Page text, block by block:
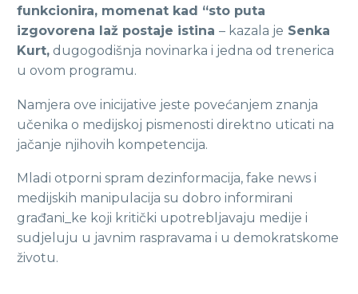
funkcionira, momenat kad “sto puta
izgovorena laž postaje istina – kazala je Senka
Kurt, dugogodišnja novinarka i jedna od trenerica
u ovom programu.
Namjera ove inicijative jeste povećanjem znanja
učenika o medijskoj pismenosti direktno uticati na
jačanje njihovih kompetencija.
Mladi otporni spram dezinformacija, fake news i
medijskih manipulacija su dobro informirani
građani_ke koji kritički upotrebljavaju medije i
sudjeluju u javnim raspravama i u demokratskome
životu.